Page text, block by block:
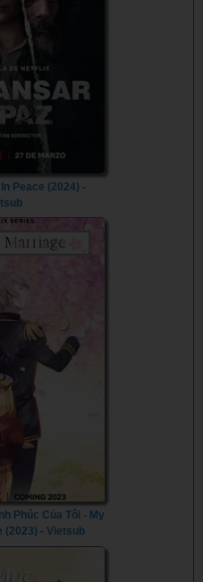
Peace (2024) -
Phúc Của Tôi - My
(2023) - Vietsub